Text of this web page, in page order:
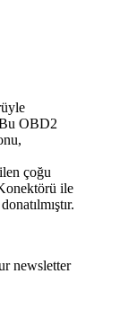
Bu OBD2
çoğu
ile
newsletter